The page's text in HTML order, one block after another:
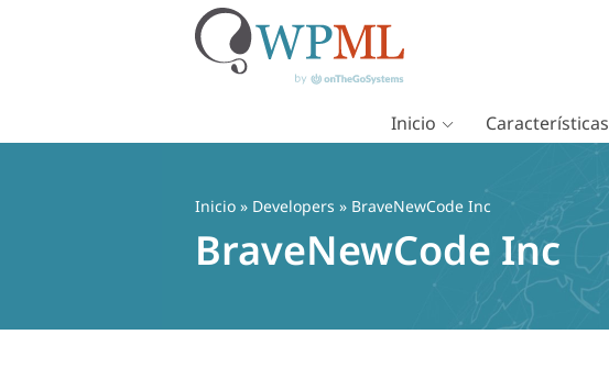
Inicio Características
Inicio » Developers » BraveNewCode Inc
BraveNewCode Inc